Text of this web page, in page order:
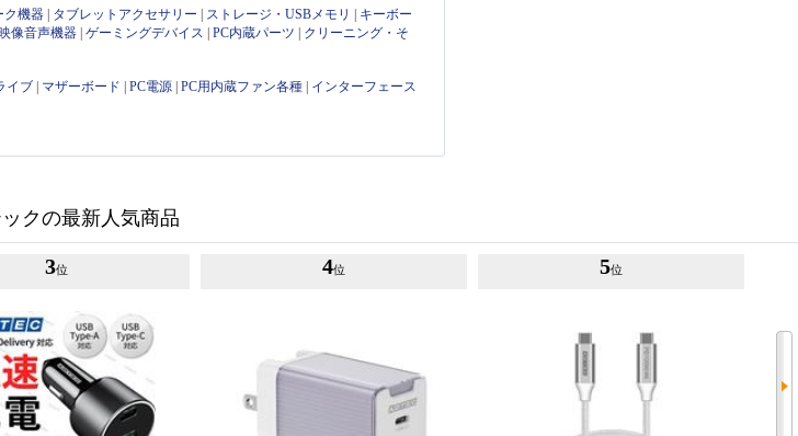
ク機器 タブレットアクセサリー ストレージ・USBメモリ
キーボー
像音声機器 |ゲーミングデバイス |PC内蔵パーツ
クリーニング・そ
イブ マザーボード |PC電源 |PC用内蔵ファン各種
インターフェース
クの最新人気商品
3位 4位 5位